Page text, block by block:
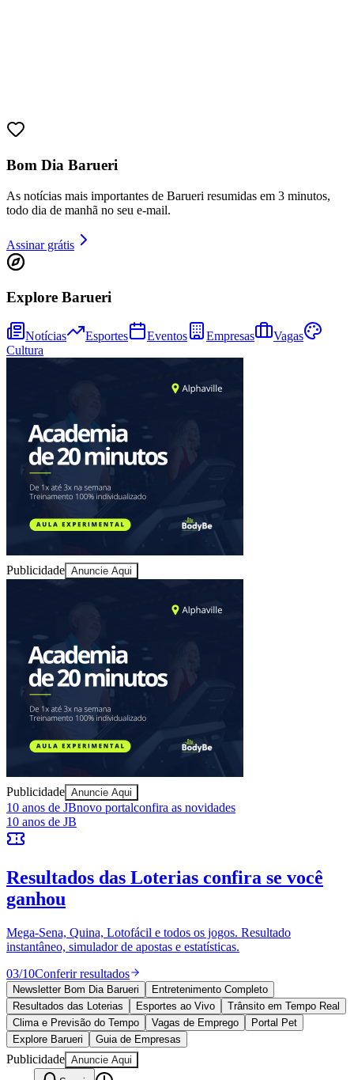
Ceará
Goiás
Bom Dia Barueri
As notícias mais importantes de Barueri resumidas em 3 minutos,
todo dia de manhã no seu e-mail.
Assinar grátis
Explore Barueri
Notícias Esportes Eventos Empresas
Vagas
Cultura
Publicidade Anuncie Aqui
Publicidade Anuncie Aqui